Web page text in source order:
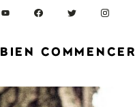
BIEN COMMENCER